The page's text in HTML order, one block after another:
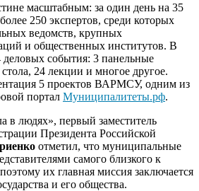
масштабным: за один день на 35
250 экспертов, среди которых
ведомств, крупных
и общественных институтов. В
события: 3 панельные
24 лекции и многое другое.
5 проектов ВАРМСУ, одним из
портал Муниципалитеты.рф.
в людях», первый заместитель
Президента Российской
отметил, что муниципальные
самого близкого к
их главная миссия заключается
и его общества.